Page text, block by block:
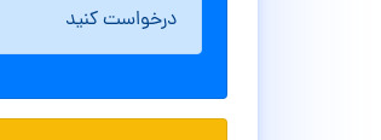
درخواست کنید